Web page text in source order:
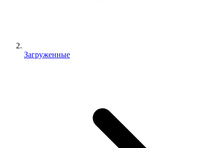
Загруженные